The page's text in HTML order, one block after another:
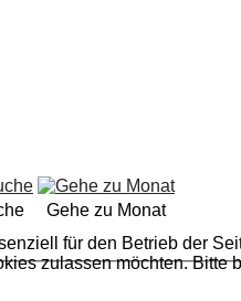
Gehe zu Monat
für den Betrieb der
zulassen möchten.